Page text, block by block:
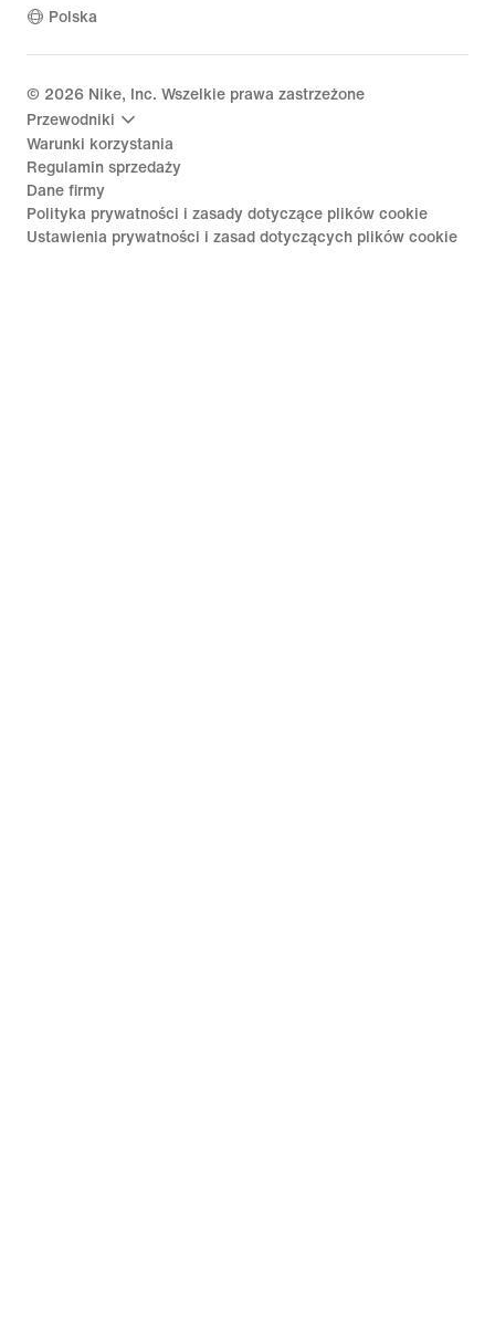
Polska
© 2026 Nike, Inc. Wszelkie prawa zastrzeżone
Przewodniki
Warunki korzystania
Regulamin sprzedaży
Dane firmy
Polityka prywatności i zasady dotyczące plików cookie
Ustawienia prywatności i zasad dotyczących plików cookie